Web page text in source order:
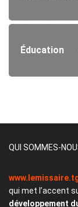
Éducation
QUI SOMMES-
qui met l’accent
développement